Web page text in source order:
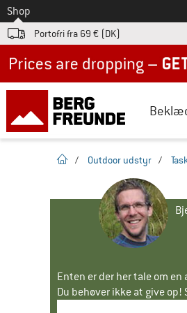
Til
Shop
Portofri fra 69 € (DK)
Hjemmeside
/ Outdoor udstyr /
Enten er der her tale om
Du behøver ikke at give